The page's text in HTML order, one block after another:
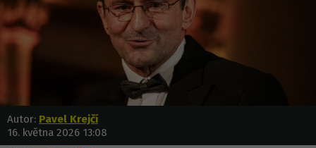
Autor: Pavel Krejčí
16. května 2026 13:08